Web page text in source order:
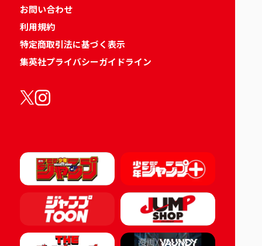
お問い合わせ
利用規約
特定商取引法に基づく表示
集英社プライバシーガイドライン